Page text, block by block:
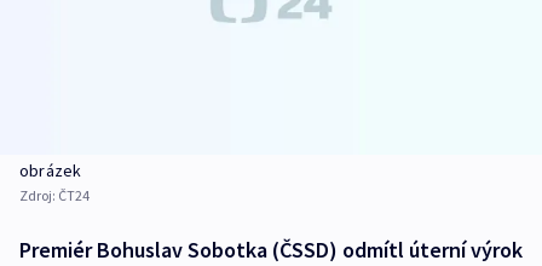
obrázek
Zdroj: ČT24
Premiér Bohuslav Sobotka (ČSSD) odmítl úterní výrok